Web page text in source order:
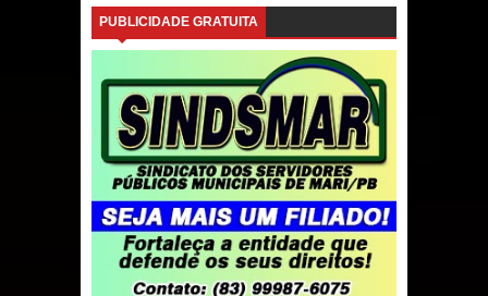
PUBLICIDADE GRATUITA